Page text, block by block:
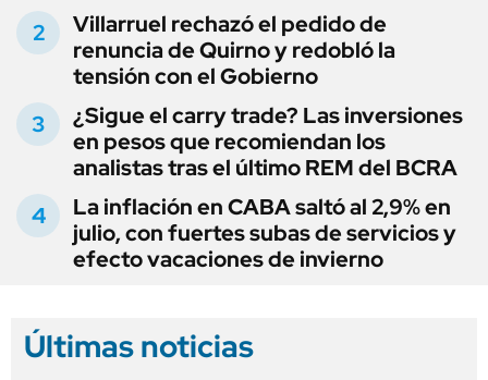
Villarruel rechazó el pedido de
renuncia de Quirno y redobló la
tensión con el Gobierno
¿Sigue el carry trade? Las inversiones
en pesos que recomiendan los
analistas tras el último REM del BCRA
La inflación en CABA saltó al 2,9% en
julio, con fuertes subas de servicios y
efecto vacaciones de invierno
Últimas noticias